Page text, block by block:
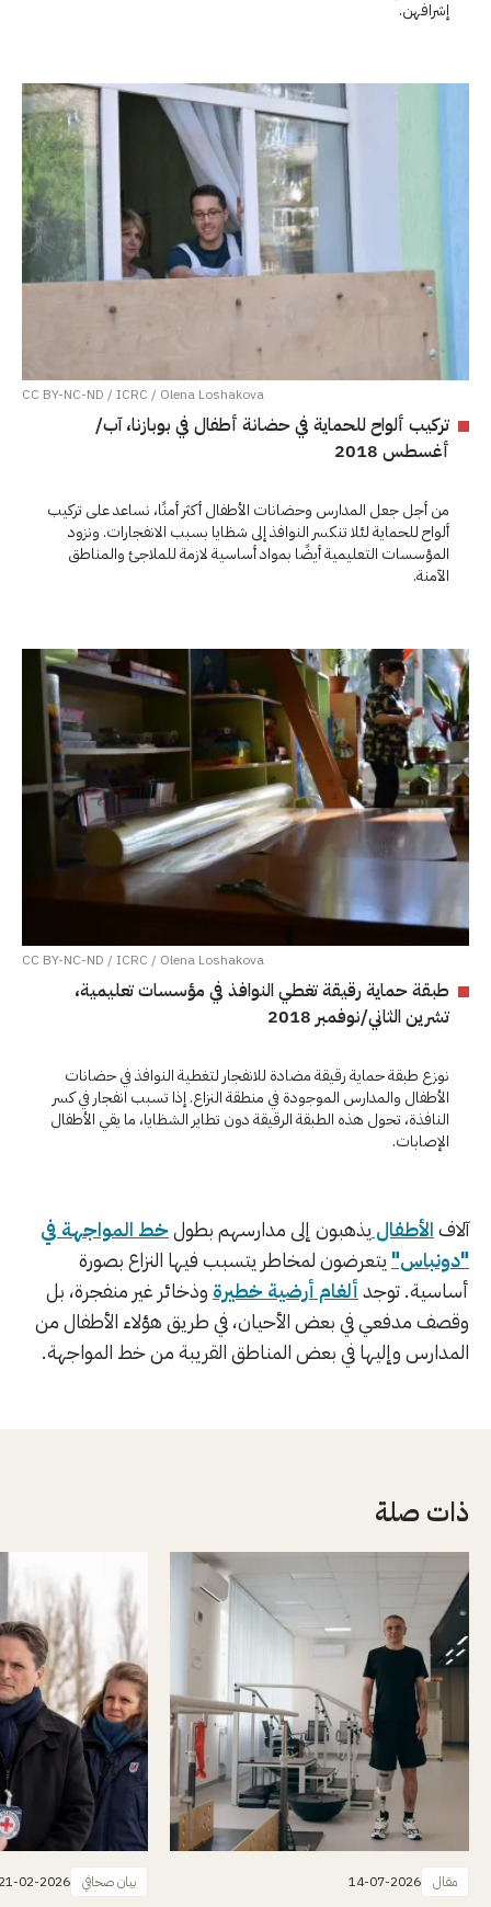
إشرافهن.
CC BY-NC-ND / ICRC / Olena Loshakova
تركيب ألواح للحماية في حضانة أطفال في بوبازنا، آب/
أغسطس 2018
من أجل جعل المدارس وحضانات الأطفال أكثر أمنًا، نساعد على تركيب
ألواح للحماية لئلا تنكسر النوافذ إلى شظايا بسبب الانفجارات. ونزود
المؤسسات التعليمية أيضًا بمواد أساسية لازمة للملاجئ والمناطق
الآمنة.
CC BY-NC-ND / ICRC / Olena Loshakova
طبقة حماية رقيقة تغطي النوافذ في مؤسسات تعليمية،
تشرين الثاني/نوفمبر 2018
نوزع طبقة حماية رقيقة مضادة للانفجار لتغطية النوافذ في حضانات
الأطفال والمدارس الموجودة في منطقة النزاع. إذا تسبب انفجار في كسر
النافذة، تحول هذه الطبقة الرقيقة دون تطاير الشظايا، ما يقي الأطفال
الإصابات.
آلافالأطفال يذهبون إلى مدارسهم بطولخط المواجهة في
"دونباس" يتعرضون لمخاطر يتسبب فيها النزاع بصورة
أساسية. توجدألغام أرضية خطيرة وذخائر غير منفجرة، بل
وقصف مدفعي في بعض الأحيان، في طريق هؤلاء الأطفال من
المدارس وإليها في بعض المناطق القريبة من خط المواجهة.
ذات صلة
مقال 14-07-2026 بيان صحافي 02-2026